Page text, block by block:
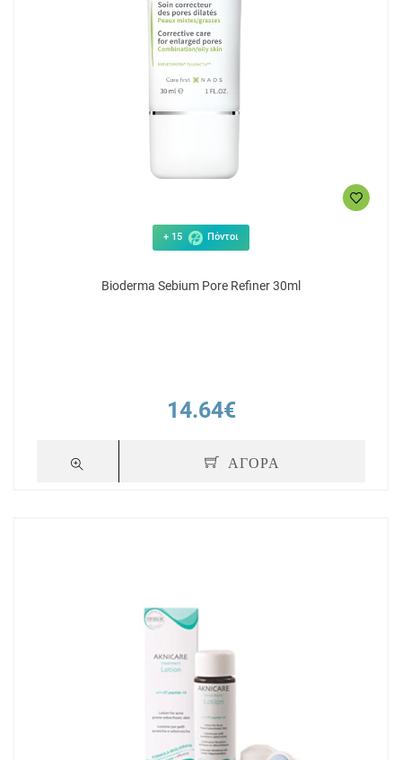
+ 15 Πόντοι
Bioderma Sebium Pore Refiner 30ml
14.64€
ΑΓΟΡΑ